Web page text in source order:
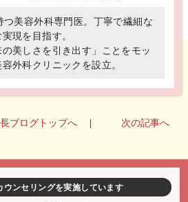
美容外科専門医。丁寧で繊細な
現を目指す。
の美しさを引き出す」ことをモッ
外科クリニックを設立。
ブログトップへ | 次の記事へ
ウンセリングを実施しています